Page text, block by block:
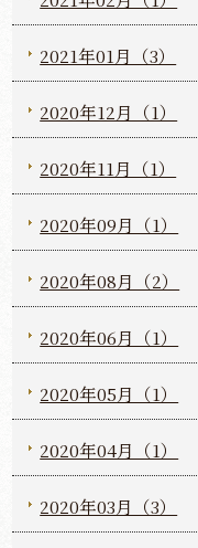
2021年01月（3）
2020年12月（1）
2020年11月（1）
2020年09月（1）
2020年08月（2）
2020年06月（1）
2020年05月（1）
2020年04月（1）
2020年03月（3）